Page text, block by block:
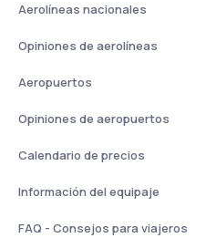
Aerolíneas nacionales
Opiniones de aerolíneas
Aeropuertos
Opiniones de aeropuertos
Calendario de precios
Información del equipaje
FAQ - Consejos para viajeros